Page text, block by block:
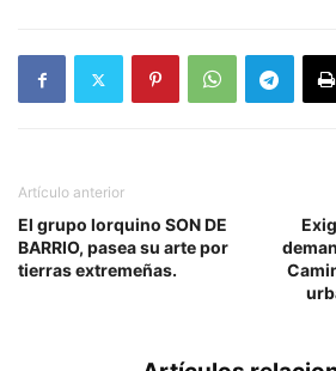
Artículo anterior
El grupo lorquino SON DE
BARRIO, pasea su arte por
tierras extremeñas.